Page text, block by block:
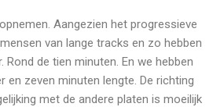
Aangezien het progressieve
van lange tracks en zo hebben
Rond de tien minuten. En we hebben
en zeven minuten lengte. De richting
met de andere platen is moeilijk